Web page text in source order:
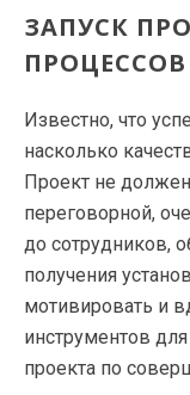
ЗАПУСК
ПРОЦЕССОВ
Известно, что
насколько
Проект не
переговорной,
до сотрудников,
получения
мотивировать и
инструментов
проекта по